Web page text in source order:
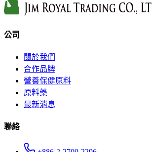
公司
關於我們
合作品牌
營養保健原料
原料藥
最新消息
聯絡